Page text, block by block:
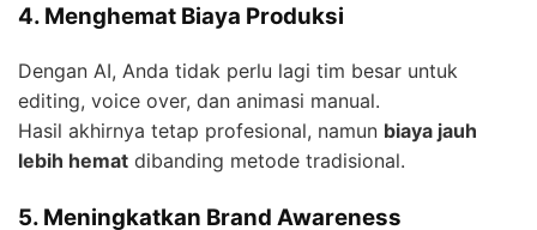
4. Menghemat Biaya Produksi
Dengan AI, Anda tidak perlu lagi tim besar untuk
editing, voice over, dan animasi manual.
Hasil akhirnya tetap profesional, namun biaya jauh
lebih hemat dibanding metode tradisional.
5. Meningkatkan Brand Awareness